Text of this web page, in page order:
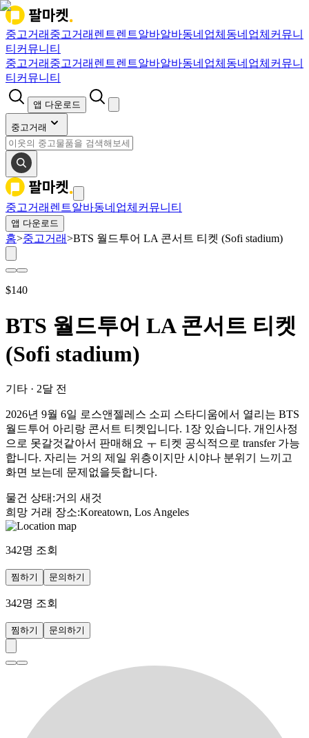
중고거래 중고거래 렌트렌트알바알바동네업체 동네업체 커뮤니
티 커뮤니티
중고거래 중고거래 렌트렌트알바알바동네업체 동네업체 커뮤니
티 커뮤니티
앱 다운로드
중고거래
중고거래 렌트알바동네업체 커뮤니티
앱 다운로드
홈>중고거래>BTS 월드투어 LA 콘서트 티켓 (Sofi stadium)
$140
BTS 월드투어 LA 콘서트 티켓
(Sofi stadium)
기타 · 2달 전
2026년 9월 6일 로스앤젤레스 소피 스타디움에서 열리는 BTS
월드투어 아리랑 콘서트 티켓입니다. 1장 있습니다. 개인사정
으로 못갈것같아서 판매해요 ㅜ 티켓 공식적으로 transfer 가능
합니다. 자리는 거의 제일 위층이지만 시야나 분위기 느끼고
화면 보는데 문제없을듯합니다.
물건 상태 :거의 새것
희망 거래 장소:Koreatown, Los Angeles
342명 조회
찜하기 문의하기
342명 조회
찜하기 문의하기